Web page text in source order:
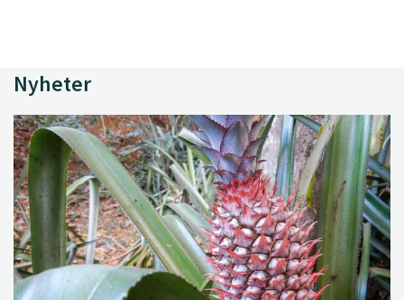
Nyheter